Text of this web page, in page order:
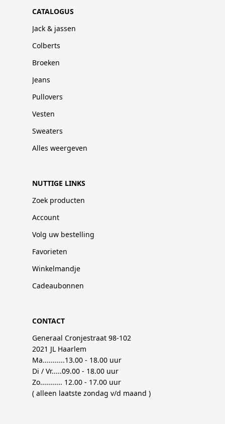
CATALOGUS
Jack & jassen
Colberts
Broeken
Jeans
Pullovers
Vesten
Sweaters
Alles weergeven
NUTTIGE LINKS
Zoek producten
Account
Volg uw bestelling
Favorieten
Winkelmandje
Cadeaubonnen
CONTACT
Generaal Cronjestraat 98-102
2021 JL Haarlem
Ma...........13.00 - 18.00 uur
Di / Vr.....09.00 - 18.00 uur
Zo........... 12.00 - 17.00 uur
( alleen laatste zondag v/d maand )